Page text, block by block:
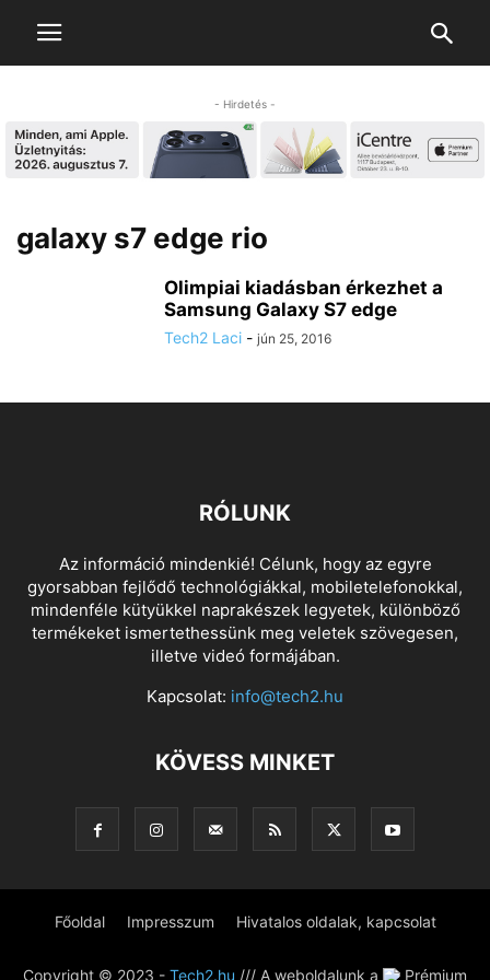
- Hirdetés -
galaxy s7 edge rio
Olimpiai kiadásban érkezhet a
Samsung Galaxy S7 edge
Tech2 Laci - jún 25, 2016
RÓLUNK
Az információ mindenkié! Célunk, hogy az egyre
gyorsabban fejlődő technológiákkal, mobiletelefonokkal,
mindenféle kütyükkel naprakészek legyetek, különböző
termékeket ismertethessünk meg veletek szövegesen,
illetve videó formájában.
Kapcsolat: info@tech2.hu
KÖVESS MINKET
Főoldal Impresszum Hivatalos oldalak, kapcsolat
Copyright © 2023 - Tech2.hu /// A weboldalunk a Prémium